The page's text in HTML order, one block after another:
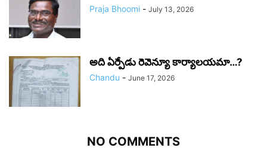
Praja Bhoomi - July 13, 2026
అది ఏర్పేడు రెవెన్యూ కార్యాలయమా…?
Chandu - June 17, 2026
NO COMMENTS